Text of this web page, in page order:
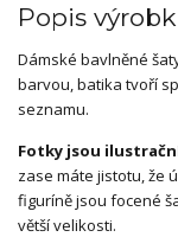
Popis
Dámské bavlněné
barvou, batika tvoří
seznamu.
Fotky jsou
zase máte jistotu, že
figuríně jsou focené
větší velikosti.